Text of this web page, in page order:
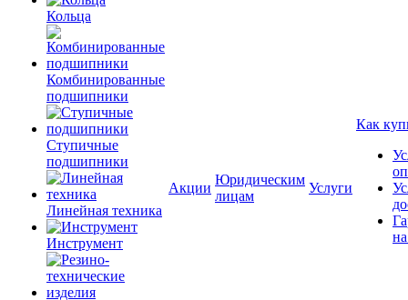
Кольца
Комбинированные
подшипники
Ступичные
подшипники
Линейная техника
Инструмент
Акции
Юридическим
лицам
Услуги
Как